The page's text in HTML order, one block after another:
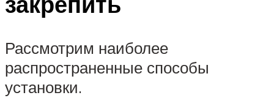
Рассмотрим наиболее
распространенные способы
установки.